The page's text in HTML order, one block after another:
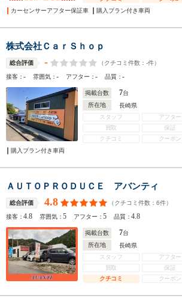
カーセンサーアフター保証車
購入プラン付き車両
株式会社ＣａｒＳｈｏｐ
総合評価 - （クチコミ件数： -件）
接客：- 雰囲気：- アフター：- 品質：-
掲載台数 7台
所在地
長崎県
スタッフ
アフター
買取
保証
クチコミ
クーポン
購入プラン付き車両
ＡＵＴＯＰＲＯＤＵＣＥ アバンティ
総合評価 4.8 （クチコミ件数： 6件）
接客：4.8 雰囲気：5 アフター：5 品質：4.8
掲載台数 7台
所在地
長崎県
スタッフ
アフター
買取
保証
クチコミ
クーポン